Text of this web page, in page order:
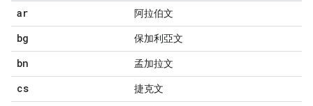
ar 阿拉伯文
bg 保加利亞文
bn 孟加拉文
cs 捷克文